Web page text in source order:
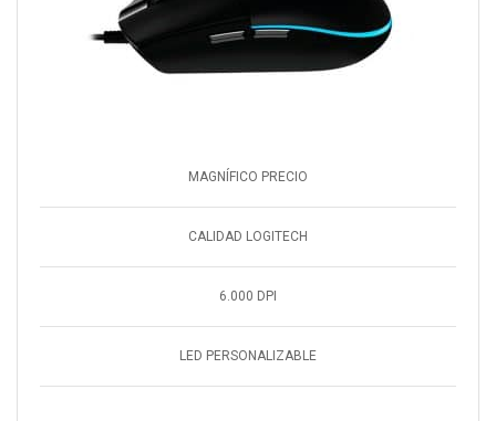
MAGNÍFICO PRECIO
CALIDAD LOGITECH
6.000 DPI
LED PERSONALIZABLE